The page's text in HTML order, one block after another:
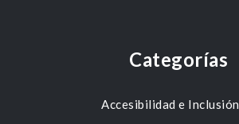
Categorías
Accesibilidad e Inclusión